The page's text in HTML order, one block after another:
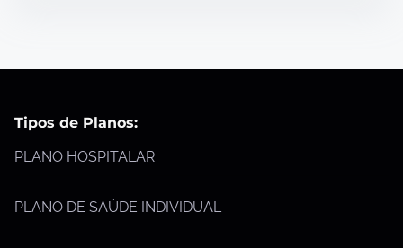
Tipos de Planos:
PLANO HOSPITALAR
PLANO DE SAÚDE INDIVIDUAL